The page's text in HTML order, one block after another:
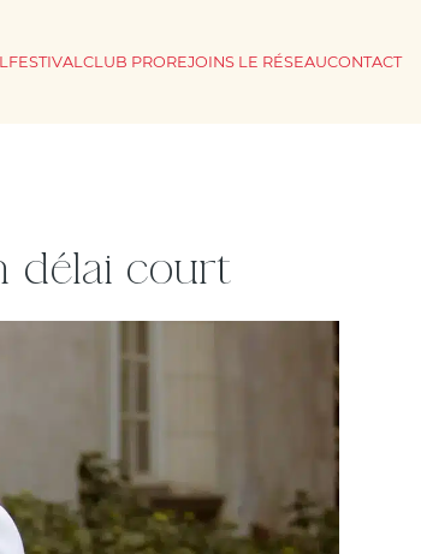
FESTIVALCLUB PROREJOINS LE RÉSEAUCONTACT
délai court